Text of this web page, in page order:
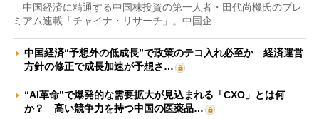
中国経済に精通する中国株投資の第一人者・田代尚機氏のプレ
ミアム連載「チャイナ・リサーチ」。中国企…
中国経済“予想外の低成長”で政策のテコ入れ必至か 経済運営
方針の修正で成長加速が予想さ…
“AI革命”で爆発的な需要拡大が見込まれる「CXO」とは何
か？ 高い競争力を持つ中国の医薬品…